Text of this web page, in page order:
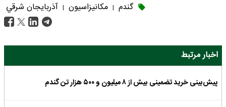
گندم | مکانیزاسیون | آذربايجان شرقي
اخبار مرتبط
پیش‌بینی خرید تضمینی بیش از ۸ میلیون و ۵۰۰ هزار تن گندم